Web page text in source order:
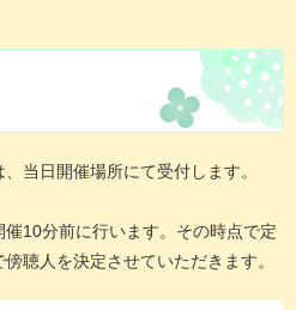
当日開催場所にて受付します。
催10分前に行います。その時点で定
聴人を決定させていただきます。